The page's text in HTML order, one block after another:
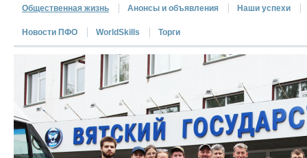
Общественная жизнь Анонсы и объявления Наши успехи
Новости ПФО WorldSkills Торги